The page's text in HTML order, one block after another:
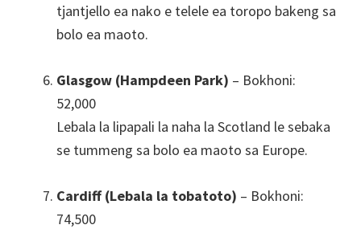
tjantjello ea nako e telele ea toropo bakeng sa
bolo ea maoto.
Glasgow (Hampdeen Park) – Bokhoni:
52,000
Lebala la lipapali la naha la Scotland le sebaka
se tummeng sa bolo ea maoto sa Europe.
Cardiff (Lebala la tobatoto) – Bokhoni:
74,500